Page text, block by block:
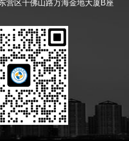
营区千佛山路万海金地大厦B座